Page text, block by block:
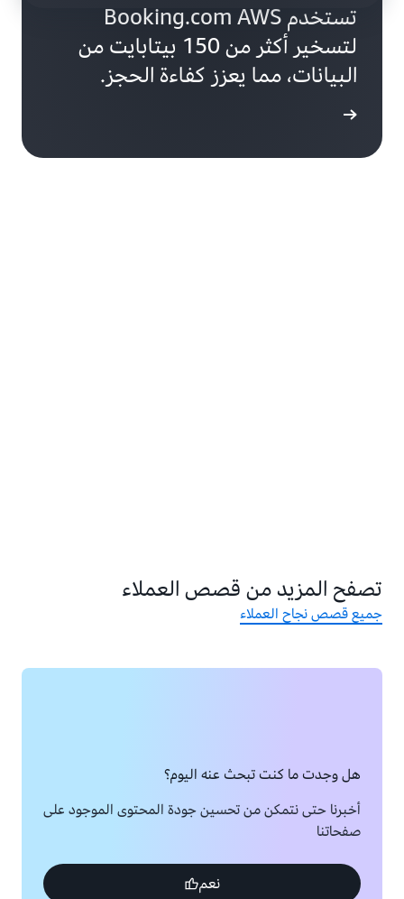
تستخدم Booking.com AWS
لتسخير أكثر من 150 بيتابايت من
البيانات، مما يعزز كفاءة الحجز.
تصفح المزيد من قصص العملاء
جميع قصص نجاح العملاء
هل وجدت ما كنت تبحث عنه اليوم؟
أخبرنا حتى نتمكن من تحسين جودة المحتوى الموجود على
صفحاتنا
نعم